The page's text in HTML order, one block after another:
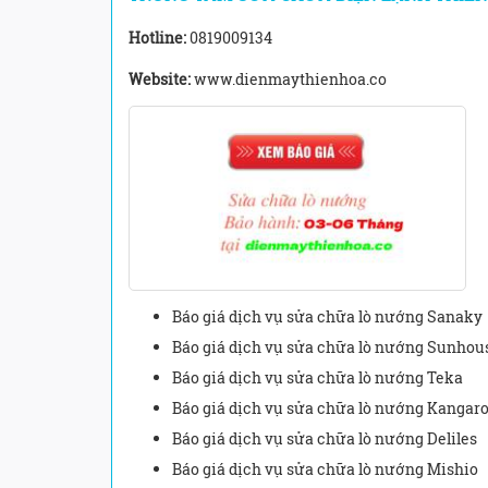
Hotline:0819009134
Website:www.dienmaythienhoa.co
Báo giá dịch vụ sửa chữa lò nướng Sanaky
Báo giá dịch vụ sửa chữa lò nướng
Báo giá dịch vụ sửa chữa lò nướng Teka
Báo giá dịch vụ sửa chữa lò nướng
Báo giá dịch vụ sửa chữa lò nướng Deliles
Báo giá dịch vụ sửa chữa lò nướng Mishio